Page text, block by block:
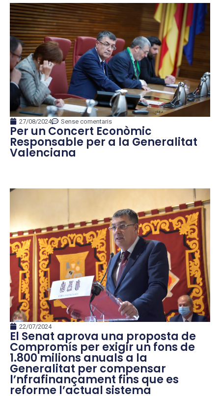
27/08/2024 Sense comentaris
Per un Concert Econòmic
Responsable per a la Generalitat
Valenciana
22/07/2024
El Senat aprova una proposta de
Compromís per exigir un fons de
1.800 milions anuals a la
Generalitat per compensar
l’nfrafinançament fins que es
reforme l’actual sistema